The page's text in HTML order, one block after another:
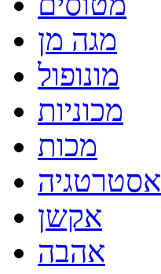
מגה מן
מונופול
מכוניות
מכות
אסטרטגיה
אקשן
אהבה